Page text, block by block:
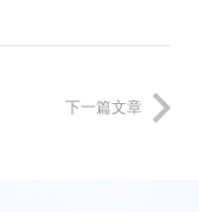
下一篇文章